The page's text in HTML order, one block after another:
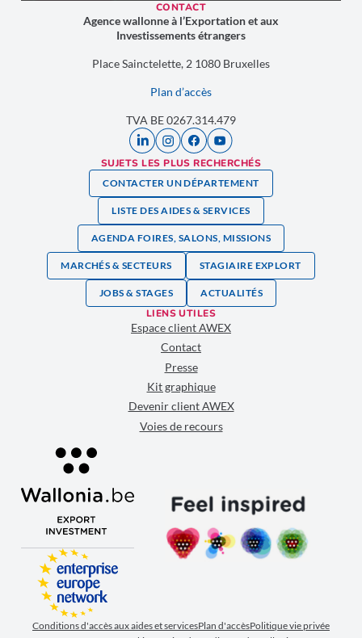
CONTACT
Agence wallonne à l’Exportation et aux
Investissements étrangers
Place Sainctelette, 2 1080 Bruxelles
Plan d’accès
TVA BE 0267.314.479
SUJETS LES PLUS RECHERCHÉS
CONTACTER UN DÉPARTEMENT
LISTE DES AIDES & SERVICES
AGENDA FOIRES, SALONS, MISSIONS
MARCHÉS & SECTEURS STAGIAIRE EXPLORT
JOBS & STAGES ACTUALITÉS
LIENS UTILES
Espace client AWEX
Contact
Presse
Kit graphique
Devenir client AWEX
Voies de recours
Conditions d'accès aux aides et servicesPlan d'accèsPolitique vie privée